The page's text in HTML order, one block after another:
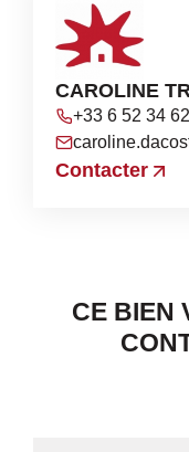
CAROLINE
+33 6 52 34
Contacter
CE BIEN